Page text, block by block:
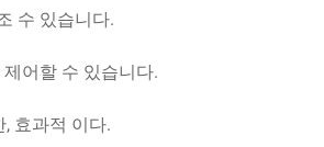
수 있습니다.
어할 수 있습니다.
효과적 이다.